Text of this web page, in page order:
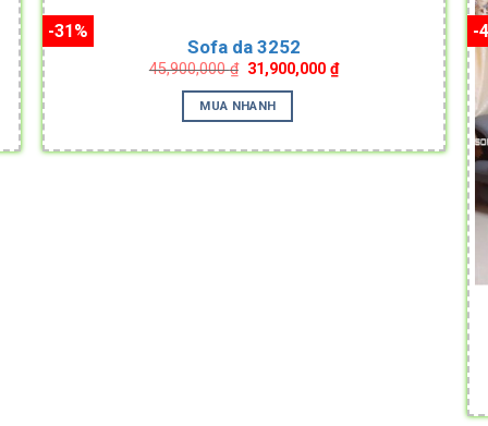
-31%
Sofa da 3252
45,900,000₫ Original
price
was:
45,900,000 ₫.
31,900,000₫Current
price
MUA NHANH
-